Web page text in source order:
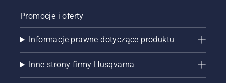
Promocje i oferty
Informacje prawne dotyczące produktu
Inne strony firmy Husqvarna